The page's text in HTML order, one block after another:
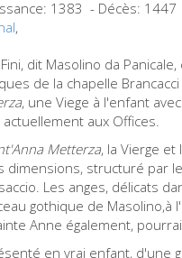
1383 - Décès: 1447
,
dit Masolino da
de la chapelle
, une Viege à l'enfant
aux Offices.
nnaMetterza, la Vierge
dimensions, structuré par
Les anges, délicats
gothique de
Anne également,
en vrai enfant, d'une